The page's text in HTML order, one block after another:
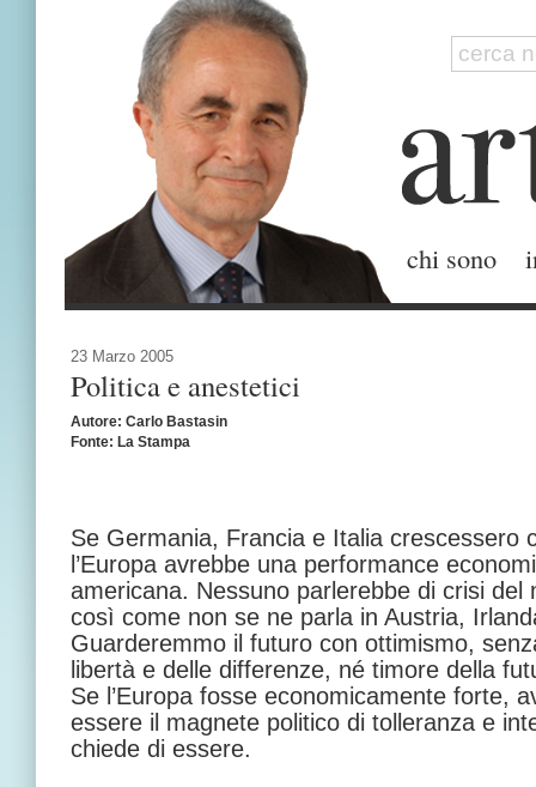
chi sono
23 Marzo 2005
Politica e anestetici
Autore: Carlo Bastasin
Fonte: La Stampa
Se Germania, Francia e Italia crescessero
l’Europa avrebbe una performance
americana. Nessuno parlerebbe di crisi del
così come non se ne parla in Austria,
Guarderemmo il futuro con ottimismo,
libertà e delle differenze, né timore della
Se l’Europa fosse economicamente forte,
essere il magnete politico di tolleranza e
chiede di essere.